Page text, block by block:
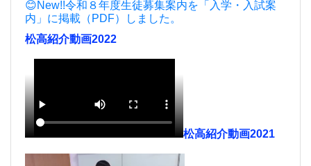
😊New!!令和８年度生徒募集案内を「入学・入試案
内」に掲載（PDF）しました。
松高紹介動画2022
松高紹介動画2021